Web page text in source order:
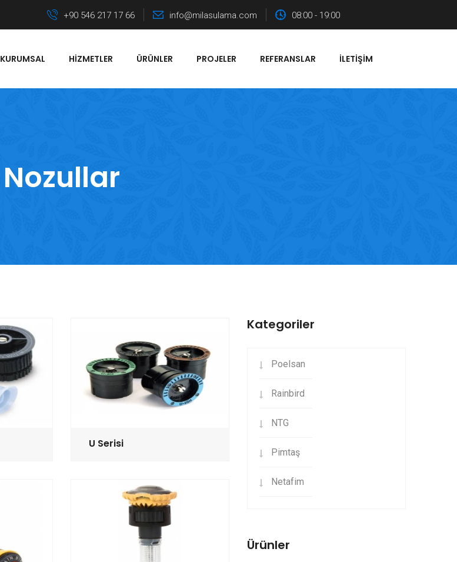
+90 546 217 17 66 info@milasulama.com 08:00 - 19:00
KURUMSAL HIZMETLER ÜRÜNLER PROJELER REFERANSLAR İLETIŞIM
Nozullar
U Serisi
Kategoriler
Poelsan
Rainbird
NTG
Pimtaş
Netafim
Ürünler